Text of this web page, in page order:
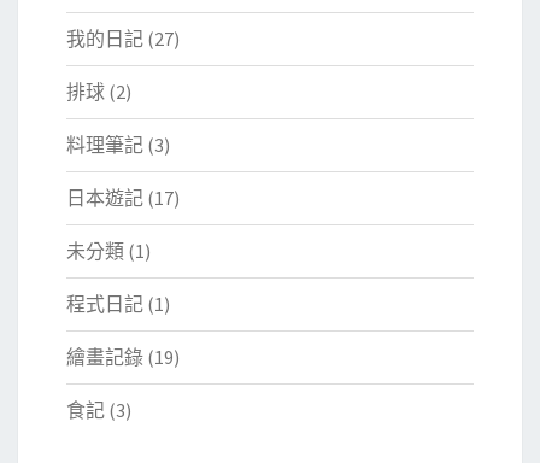
我的日記 (27)
排球 (2)
料理筆記 (3)
日本遊記 (17)
未分類 (1)
程式日記 (1)
繪畫記錄 (19)
食記 (3)